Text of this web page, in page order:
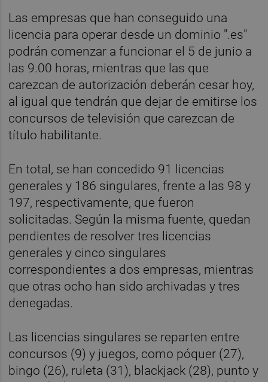
Las empresas que han conseguido una
licencia para operar desde un dominio ".es"
podrán comenzar a funcionar el 5 de junio a
las 9.00 horas, mientras que las que
carezcan de autorización deberán cesar hoy,
al igual que tendrán que dejar de emitirse los
concursos de televisión que carezcan de
título habilitante.
En total, se han concedido 91 licencias
generales y 186 singulares, frente a las 98 y
197, respectivamente, que fueron
solicitadas. Según la misma fuente, quedan
pendientes de resolver tres licencias
generales y cinco singulares
correspondientes a dos empresas, mientras
que otras ocho han sido archivadas y tres
denegadas.
Las licencias singulares se reparten entre
concursos (9) y juegos, como póquer (27),
bingo (26), ruleta (31), blackjack (28), punto y